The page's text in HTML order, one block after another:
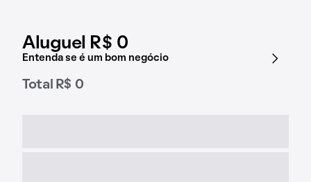
Aluguel R$ 0
Entenda se é um bom negócio
Total R$ 0